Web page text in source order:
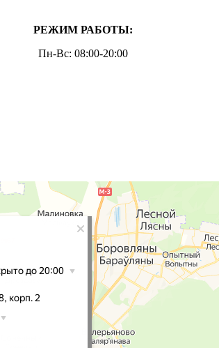
РЕЖИМ РАБОТЫ:
Пн-Вс: 08:00-20:00